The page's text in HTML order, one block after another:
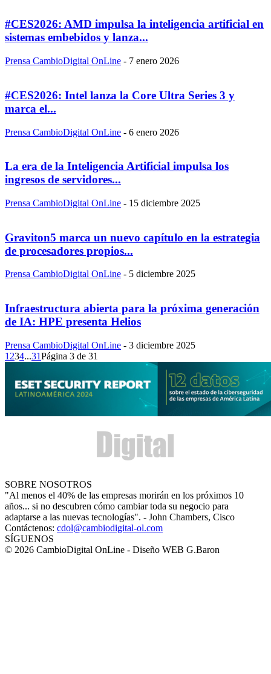
#CES2026: AMD impulsa la inteligencia artificial en
sistemas embebidos y lanza...
Prensa CambioDigital OnLine - 7 enero 2026
#CES2026: Intel lanza la Core Ultra Series 3 y
marca el...
Prensa CambioDigital OnLine - 6 enero 2026
La era de la Inteligencia Artificial impulsa los
ingresos de servidores...
Prensa CambioDigital OnLine - 15 diciembre 2025
Graviton5 marca un nuevo capítulo en la estrategia
de procesadores propios...
Prensa CambioDigital OnLine - 5 diciembre 2025
Infraestructura abierta para la próxima generación
de IA: HPE presenta Helios
Prensa CambioDigital OnLine - 3 diciembre 2025
1 234...31Página 3 de 31
SOBRE NOSOTROS
"Al menos el 40% de las empresas morirán en los próximos 10
años... si no descubren cómo cambiar toda su negocio para
adaptarse a las nuevas tecnologías". - John Chambers, Cisco
Contáctenos: cdol@cambiodigital-ol.com
SÍGUENOS
© 2026 CambioDigital OnLine - Diseño WEB G.Baron